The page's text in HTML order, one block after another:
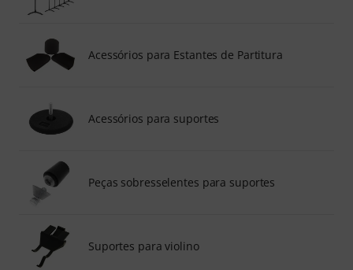
Acessórios para Estantes de Partitura
Acessórios para suportes
Peças sobresselentes para suportes
Suportes para violino